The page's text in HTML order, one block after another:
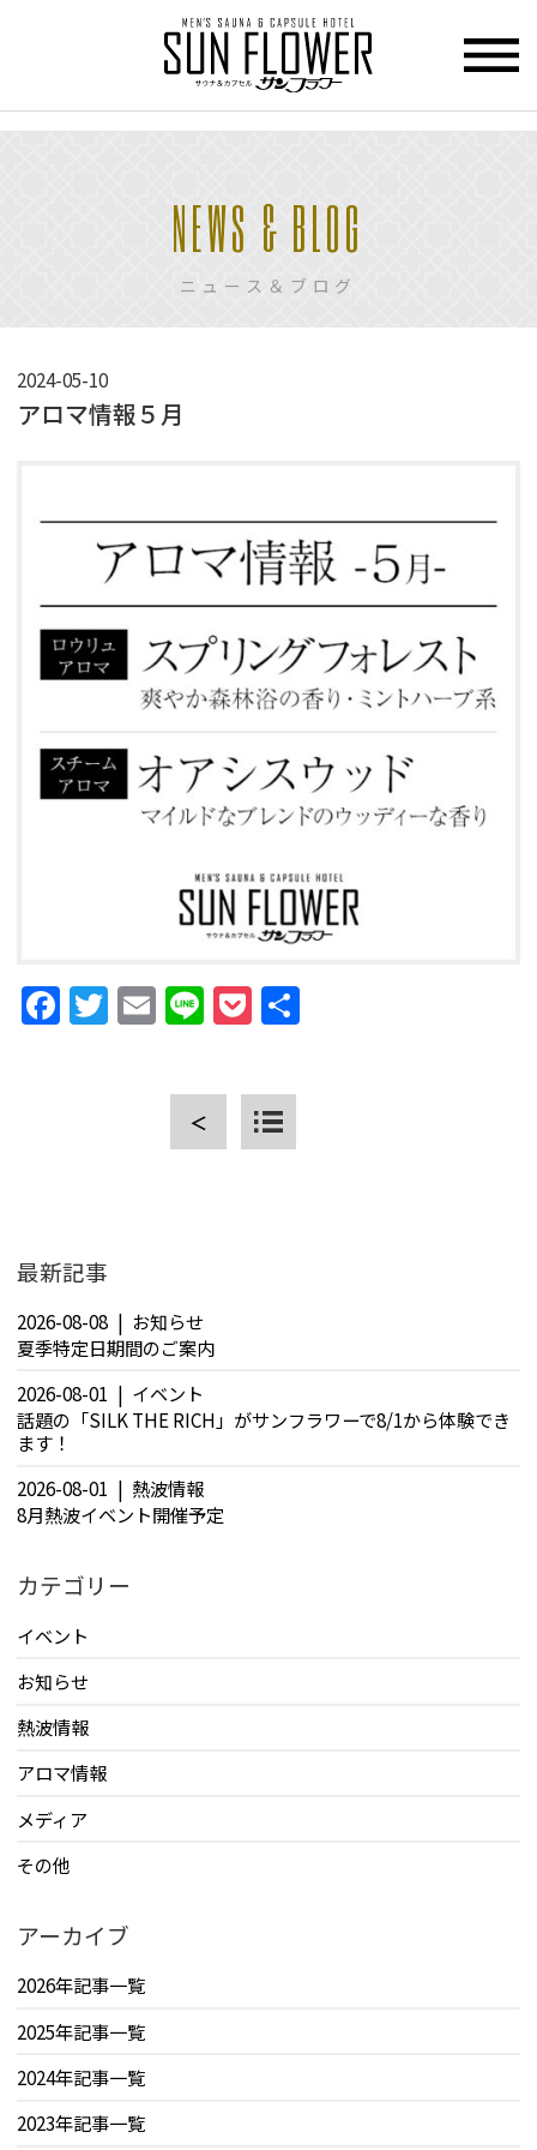
トップページ
カプセル ホテル
SAUNA サウナ
GUIDANCE ご利用案内
ACCESS アクセス
RESERVATION 宿泊予約
NEWS & BLOG ニュース＆ブログ
NEWS & BLOG
ニュース＆ブログ
2024-05-10
アロマ情報５月
Facebook
Twitter
Email
LinePocket
＜
最新記事
2026-08-08
お知らせ
夏季特定日期間のご案内
2026-08-01
イベント
話題の「SILK THE RICH」がサンフラワーで8/1から体験でき
ます！
2026-08-01
熱波情報
8月熱波イベント開催予定
カテゴリー
イベント
お知らせ
熱波情報
アロマ情報
メディア
その他
アーカイブ
2026年記事一覧
2025年記事一覧
2024年記事一覧
2023年記事一覧